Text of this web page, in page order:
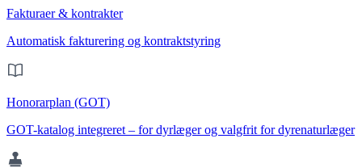
Fakturaer & kontrakter
Automatisk fakturering og kontraktstyring
Honorarplan (GOT)
GOT-katalog integreret – for dyrlæger og valgfrit for dyrenaturlæger